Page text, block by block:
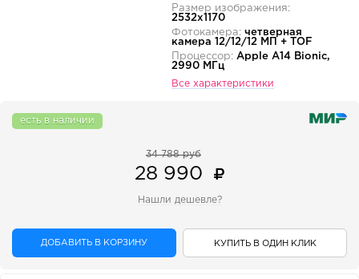
Размер изображения:
2532x1170
Фотокамера: четверная
камера 12/12/12 МП + TOF
Процессор: Apple A14 Bionic,
2990 МГц
Все характеристики
есть в наличии
34 788 руб
28 990
Нашли дешевле?
ДОБАВИТЬ В КОРЗИНУ КУПИТЬ В ОДИН КЛИК